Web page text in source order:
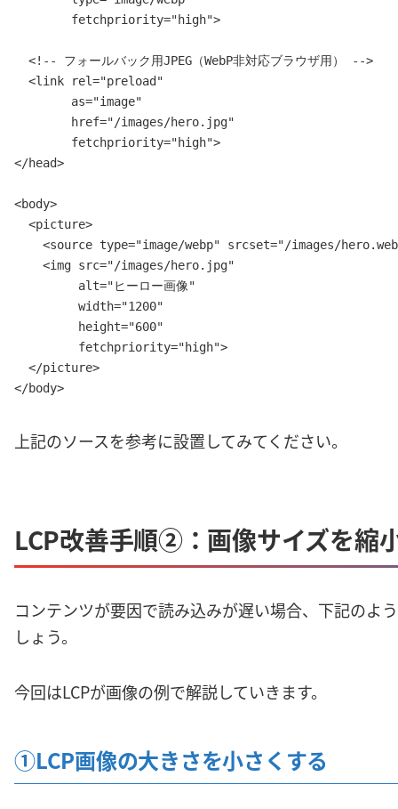
        fetchpriority="high">
  <!-- フォールバック用JPEG（WebP非対応ブラウザ用） -->
  <link rel="preload"
        as="image"
        href="/images/hero.jpg"
        fetchpriority="high">
</head>
<body>
  <picture>
<source type="image/webp" srcset="/images/
    <img src="/images/hero.jpg"
         alt="ヒーロー画像"
         width="1200"
         height="600"
         fetchpriority="high">
  </picture>
</body>
上記のソースを参考に設置してみてください。
LCP改善手順②：画像サイズを縮
コンテンツが要因で読み込みが遅い場合、下記のよ
しょう。
今回はLCPが画像の例で解説していきます。
①LCP画像の大きさを小さくする